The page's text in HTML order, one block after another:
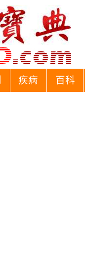
疾病 百科